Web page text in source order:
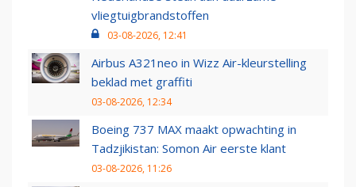
vliegtuigbrandstoffen
03-08-2026, 12:41
Airbus A321neo in Wizz Air-kleurstelling
beklad met graffiti
03-08-2026, 12:34
Boeing 737 MAX maakt opwachting in
Tadzjikistan: Somon Air eerste klant
03-08-2026, 11:26